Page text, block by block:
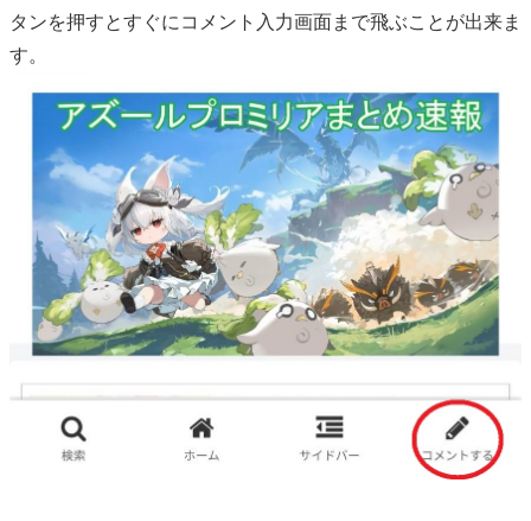
タンを押すとすぐにコメント入力画面まで飛ぶことが出来ま
す。